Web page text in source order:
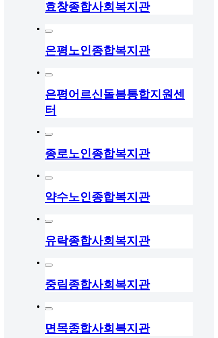
효창종합사회복지관
은평노인종합복지관
은평어르신돌봄통합지원센
터
종로노인종합복지관
약수노인종합복지관
유락종합사회복지관
중림종합사회복지관
면목종합사회복지관